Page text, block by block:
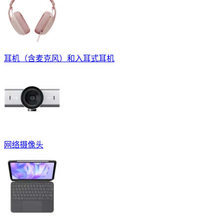
耳机（含麦克风）和入耳式耳机
网络摄像头